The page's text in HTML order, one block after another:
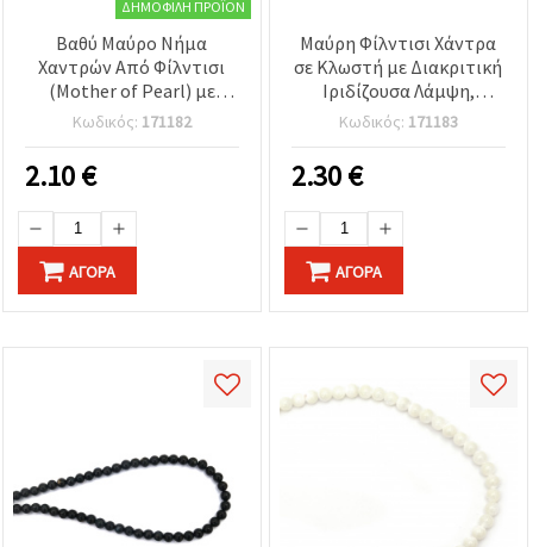
ΔΗΜΟΦΙΛΉ ΠΡΟΪΌΝ
Βαθύ Μαύρο Νήμα
Χαντρών Από Φίλντισι
(Mother of Pearl) με
Ιριδίζουσα Λάμψη,
Στρογγυλές 3 mm, Τρύπα
1 mm, ±135 Τεμάχια
Κωδικός: 171182
2.10€
ΑΓΟΡΆ
Μαύρη Φίλντισι Χάντρα
σε Κλωστή με Διακριτική
Ιριδίζουσα Λάμψη,
Στρογγυλή - 4 mm, Τρύπα
- 1 mm, ±100 Τεμάχια
(Beading &
Κοσμηματοτεχνία)
Κωδικός: 171183
2.30€
ΑΓΟΡΆ